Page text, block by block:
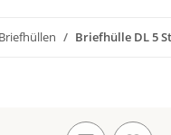
Briefhülle DL 5